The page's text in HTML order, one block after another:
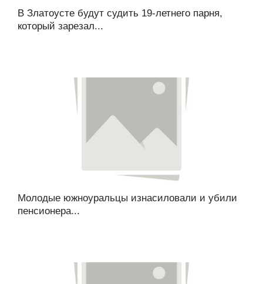
В Златоусте будут судить 19-летнего парня,
который зарезал...
Молодые южноуральцы изнасиловали и убили
пенсионера...